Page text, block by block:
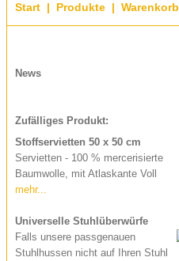
Start | Produkte | Warenkorb
News
Zufälliges Produkt:
Stoffservietten 50 x 50 cm
Servietten - 100 % mercerisierte
Baumwolle, mit Atlaskante Voll
mehr...
Universelle Stuhlüberwürfe
Falls unsere passgenauen
Stuhlhussen nicht auf Ihren Stuhl